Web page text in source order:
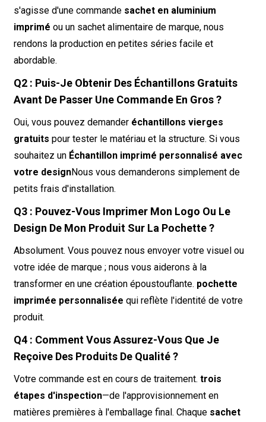
s'agisse d'une commande sachet en aluminium
imprimé ou un sachet alimentaire de marque, nous
rendons la production en petites séries facile et
abordable.
Q2 : Puis-Je Obtenir Des Échantillons Gratuits
Avant De Passer Une Commande En Gros ?
Oui, vous pouvez demander échantillons vierges
gratuits pour tester le matériau et la structure. Si vous
souhaitez un Échantillon imprimé personnalisé avec
votre designNous vous demanderons simplement de
petits frais d'installation.
Q3 : Pouvez-Vous Imprimer Mon Logo Ou Le
Design De Mon Produit Sur La Pochette ?
Absolument. Vous pouvez nous envoyer votre visuel ou
votre idée de marque ; nous vous aiderons à la
transformer en une création époustouflante. pochette
imprimée personnalisée qui reflète l'identité de votre
produit.
Q4 : Comment Vous Assurez-Vous Que Je
Reçoive Des Produits De Qualité ?
Votre commande est en cours de traitement. trois
étapes d'inspection—de l'approvisionnement en
matières premières à l'emballage final. Chaque sachet